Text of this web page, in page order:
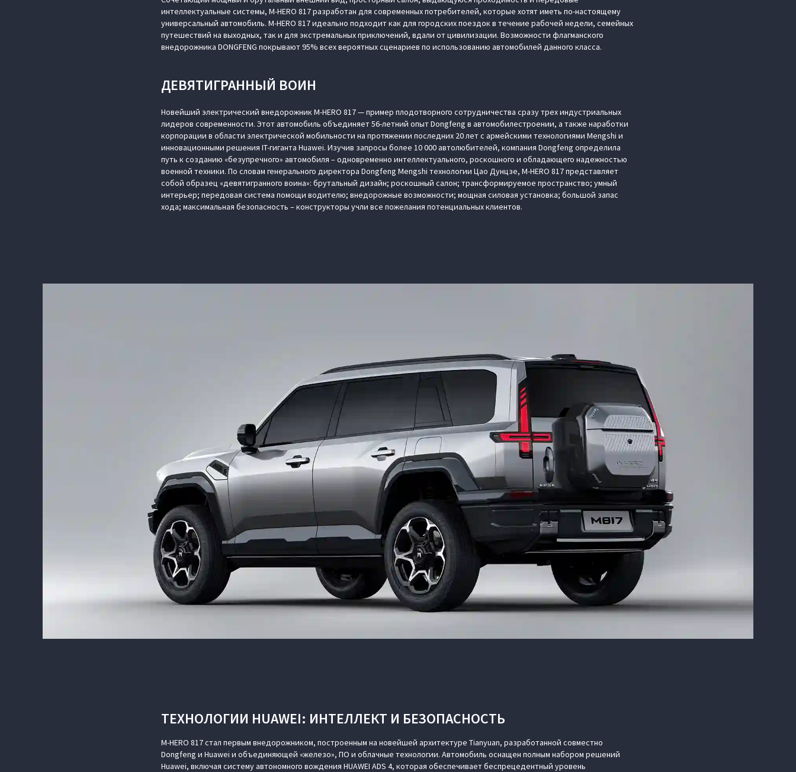
интеллектуальные системы, M‑HERO 817 разработан для современных потребителей, которые хотят иметь по-настоящему
универсальный автомобиль. M‑HERO 817 идеально подходит как для городских поездок в течение рабочей недели, семейных
путешествий на выходных, так и для экстремальных приключений, вдали от цивилизации. Возможности флагманского
внедорожника DONGFENG покрывают 95% всех вероятных сценариев по использованию автомобилей данного класса.
ДЕВЯТИГРАННЫЙ ВОИН
Новейший электрический внедорожник M‑HERO 817 — пример плодотворного сотрудничества сразу трех индустриальных
лидеров современности. Этот автомобиль объединяет 56-летний опыт Dongfeng в автомобилестроении, а также наработки
корпорации в области электрической мобильности на протяжении последних 20 лет с армейскими технологиями Mengshi и
инновационными решения IT-гиганта Huawei. Изучив запросы более 10 000 автолюбителей, компания Dongfeng определила
путь к созданию «безупречного» автомобиля – одновременно интеллектуального, роскошного и обладающего надежностью
военной техники. По словам генерального директора Dongfeng Mengshi технологии Цао Дунцзе, M‑HERO 817 представляет
собой образец «девятигранного воина»: брутальный дизайн; роскошный салон; трансформируемое пространство; умный
интерьер; передовая система помощи водителю; внедорожные возможности; мощная силовая установка; большой запас
хода; максимальная безопасность – конструкторы учли все пожелания потенциальных клиентов.
ТЕХНОЛОГИИ HUAWEI: ИНТЕЛЛЕКТ И БЕЗОПАСНОСТЬ
M‑HERO 817 стал первым внедорожником, построенным на новейшей архитектуре Tianyuan, разработанной совместно
Dongfeng и Huawei и объединяющей «железо», ПО и облачные технологии. Автомобиль оснащен полным набором решений
Huawei, включая систему автономного вождения HUAWEI ADS 4, которая обеспечивает беспрецедентный уровень